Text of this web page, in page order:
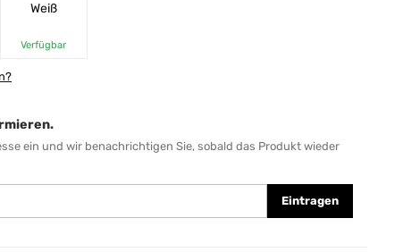
Weiß
Verfügbar
ein und wir benachrichtigen Sie, sobald das Produkt wieder
Eintragen